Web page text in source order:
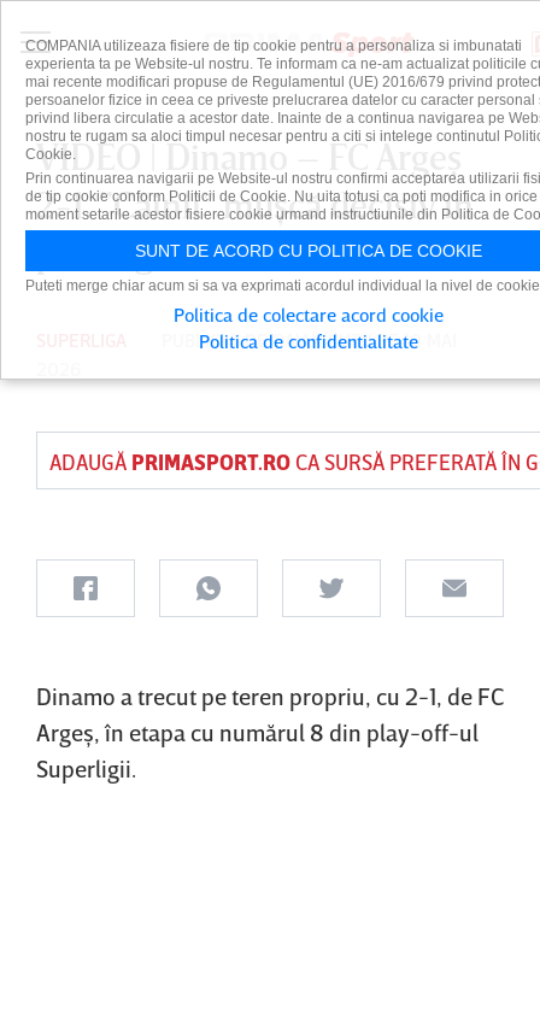
VIDEO | Dinamo – FC Argeş
2-1. ”Câinii” muşcă decisiv în
prelungiri
PUBLICAT DEDAIAN CUTUPE 10 MAI
ADAUGĂ PRIMASPORT.ROCA SURSĂ PREFERATĂ ÎN
Dinamo a trecut pe teren propriu, cu 2-1, de FC
Argeş, în etapa cu numărul 8 din play-off-ul
Superligii.
COMPANIA utilizeaza fisiere de tip cookie pentru a personaliza si imbunatati
experienta ta pe Website-ul nostru. Te informam ca ne-am actualizat politicile
mai recente modificari propuse de Regulamentul (UE) 2016/679 privind
persoanelor fizice in ceea ce priveste prelucrarea datelor cu caracter personal
privind libera circulatie a acestor date. Inainte de a continua navigarea pe
nostru te rugam sa aloci timpul necesar pentru a citi si intelege continutul
Cookie.
Prin continuarea navigarii pe Website-ul nostru confirmi acceptarea utilizarii
de tip cookie conform Politicii de Cookie. Nu uita totusi ca poti modifica in orice
moment setarile acestor fisiere cookie urmand instructiunile din Politica de
SUNT DE ACORD CU POLITICA DE COOKIE
Puteti merge chiar acum si sa va exprimati acordul individual la nivel de
Politica de colectare acord cookie
Politica de confidentialitate